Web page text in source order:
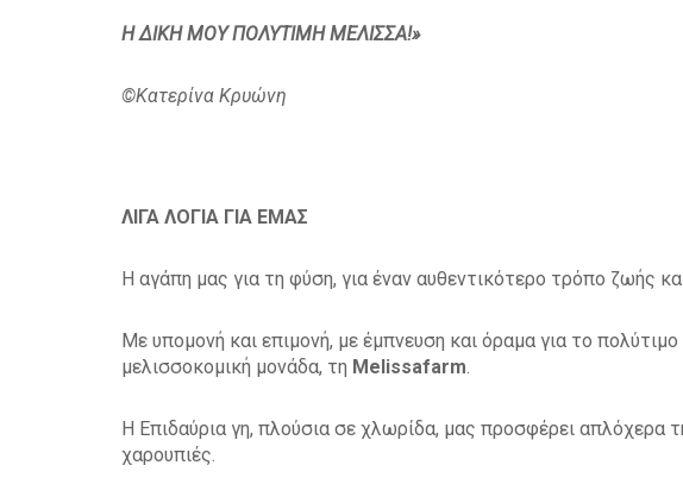
Η ΔΙΚΗ ΜΟΥ ΠΟΛΥΤΙΜΗ ΜΕΛΙΣΣΑ!»
©Κατερίνα Κρυώνη
ΛΙΓΑ ΛΟΓΙΑ ΓΙΑ ΕΜΑΣ
Η αγάπη μας για τη φύση, για έναν αυθεντικότερο τρόπο ζωής
Με υπομονή και επιμονή, με έμπνευση και όραμα για το
μελισσοκομική μονάδα, τη Melissafarm.
Η Επιδαύρια γη, πλούσια σε χλωρίδα, μας προσφέρει απλόχερα
χαρουπιές.